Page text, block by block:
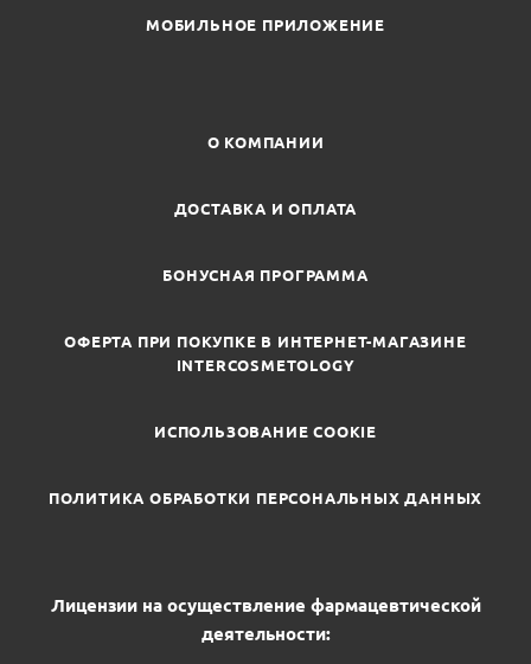
МОБИЛЬНОЕ ПРИЛОЖЕНИЕ
О КОМПАНИИ
ДОСТАВКА И ОПЛАТА
БОНУСНАЯ ПРОГРАММА
ОФЕРТА ПРИ ПОКУПКЕ В ИНТЕРНЕТ-МАГАЗИНЕ
INTERCOSMETOLOGY
ИСПОЛЬЗОВАНИЕ COOKIE
ПОЛИТИКА ОБРАБОТКИ ПЕРСОНАЛЬНЫХ ДАННЫХ
Лицензии на осуществление фармацевтической
деятельности: